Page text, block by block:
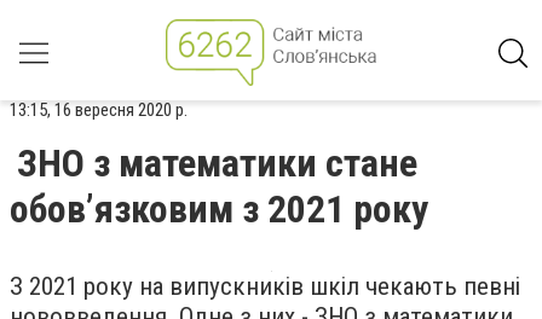
13:15, 16 вересня 2020 р.
ЗНО з математики стане
обов’язковим з 2021 року
З 2021 року на випускників шкіл чекають певні